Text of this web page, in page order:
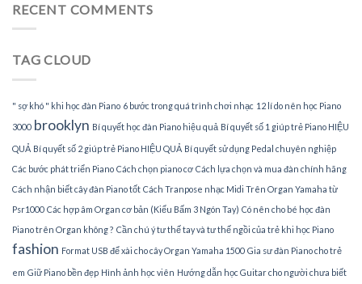
RECENT COMMENTS
TAG CLOUD
" sợ khó " khi học đàn Piano 6 bước trong quá trình chơi nhạc 12 lí do nên học Piano
3000 brooklyn Bí quyết học đàn Piano hiệu quả Bí quyết số 1 giúp trẻ Piano HIỆU
QUẢ Bí quyết số 2 giúp trẻ Piano HIỆU QUẢ Bí quyết sử dụng Pedal chuyên nghiệp
Các bước phát triển Piano Cách chọn piano cơ Cách lựa chọn và mua đàn chính hãng
Cách nhận biết cây đàn Piano tốt Cách Tranpose nhạc Midi Trên Organ Yamaha từ
Psr1000 Các hợp âm Organ cơ bản (Kiểu Bấm 3 Ngón Tay) Có nên cho bé học đàn
Piano trên Organ không ? Cần chú ý tư thế tay và tư thế ngồi của trẻ khi học Piano
fashion Format USB để xài cho cây Organ Yamaha 1500 Gia sư đàn Piano cho trẻ
em Giữ Piano bền đẹp Hình ảnh học viên Hướng dẫn học Guitar cho người chưa biết